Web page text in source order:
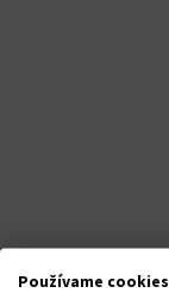
Používame cookies